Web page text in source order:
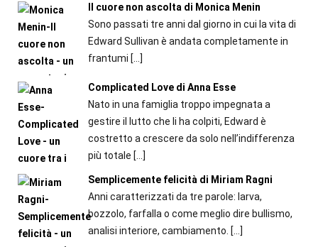
Il cuore non ascolta di Monica Menin
Sono passati tre anni dal giorno in cui la vita di
Edward Sullivan è andata completamente in
frantumi […]
Complicated Love di Anna Esse
Nato in una famiglia troppo impegnata a
gestire il lutto che li ha colpiti, Edward è
costretto a crescere da solo nell’indifferenza
più totale […]
Semplicemente felicità di Miriam Ragni
Anni caratterizzati da tre parole: larva,
bozzolo, farfalla o come meglio dire bullismo,
analisi interiore, cambiamento. […]